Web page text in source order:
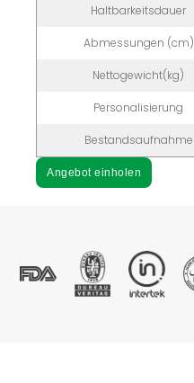
Haltbarkeitsdauer
Abmessungen (cm)
Nettogewicht(kg)
Personalisierung
Bestandsaufnahme
Angebot einholen